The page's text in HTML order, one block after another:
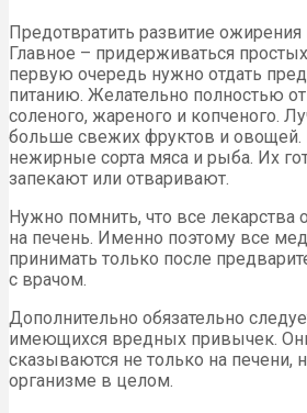
Предотвратить развитие ожирения
Главное – придерживаться
первую очередь нужно отдать
питанию. Желательно полностью
соленого, жареного и копченого.
больше свежих фруктов и овощей.
нежирные сорта мяса и рыба. Их
запекают или отваривают.
Нужно помнить, что все лекарства
на печень. Именно поэтому все
принимать только после
с врачом.
Дополнительно обязательно
имеющихся вредных привычек.
сказываются не только на печени,
организме в целом.